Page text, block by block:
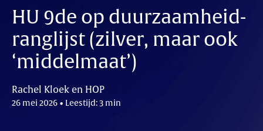
HU 9de op duurzaamheid-
ranglijst (zilver, maar ook
‘middelmaat’)
Rachel Kloek en HOP
26 mei 2026 • Leestijd: 3 min